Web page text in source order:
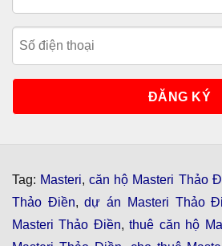
Tag: Masteri,căn hộ Masteri Thảo
Thảo Điền,dự án Masteri Thảo
Masteri Thảo Điền,thuê căn hộ